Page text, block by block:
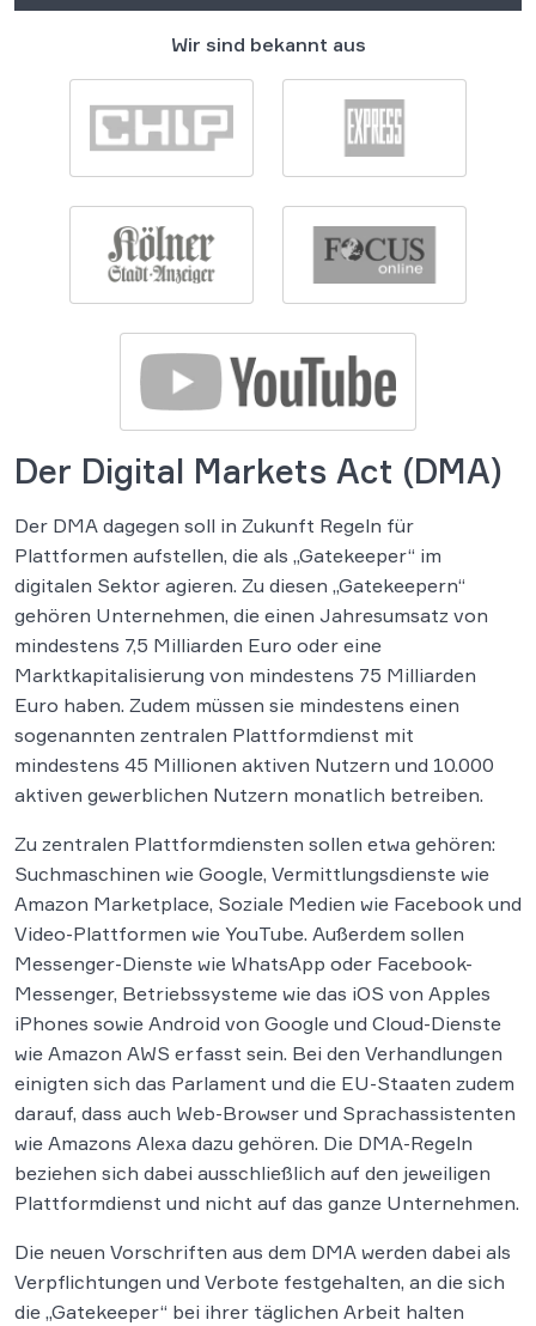
Wir sind bekannt aus
Der Digital Markets Act (DMA)
Der DMA dagegen soll in Zukunft Regeln für
Plattformen aufstellen, die als „Gatekeeper“ im
digitalen Sektor agieren. Zu diesen „Gatekeepern“
gehören Unternehmen, die einen Jahresumsatz von
mindestens 7,5 Milliarden Euro oder eine
Marktkapitalisierung von mindestens 75 Milliarden
Euro haben. Zudem müssen sie mindestens einen
sogenannten zentralen Plattformdienst mit
mindestens 45 Millionen aktiven Nutzern und 10.000
aktiven gewerblichen Nutzern monatlich betreiben.
Zu zentralen Plattformdiensten sollen etwa gehören:
Suchmaschinen wie Google, Vermittlungsdienste wie
Amazon Marketplace, Soziale Medien wie Facebook und
Video-Plattformen wie YouTube. Außerdem sollen
Messenger-Dienste wie WhatsApp oder Facebook-
Messenger, Betriebssysteme wie das iOS von Apples
iPhones sowie Android von Google und Cloud-Dienste
wie Amazon AWS erfasst sein. Bei den Verhandlungen
einigten sich das Parlament und die EU-Staaten zudem
darauf, dass auch Web-Browser und Sprachassistenten
wie Amazons Alexa dazu gehören. Die DMA-Regeln
beziehen sich dabei ausschließlich auf den jeweiligen
Plattformdienst und nicht auf das ganze Unternehmen.
Die neuen Vorschriften aus dem DMA werden dabei als
Verpflichtungen und Verbote festgehalten, an die sich
die „Gatekeeper“ bei ihrer täglichen Arbeit halten